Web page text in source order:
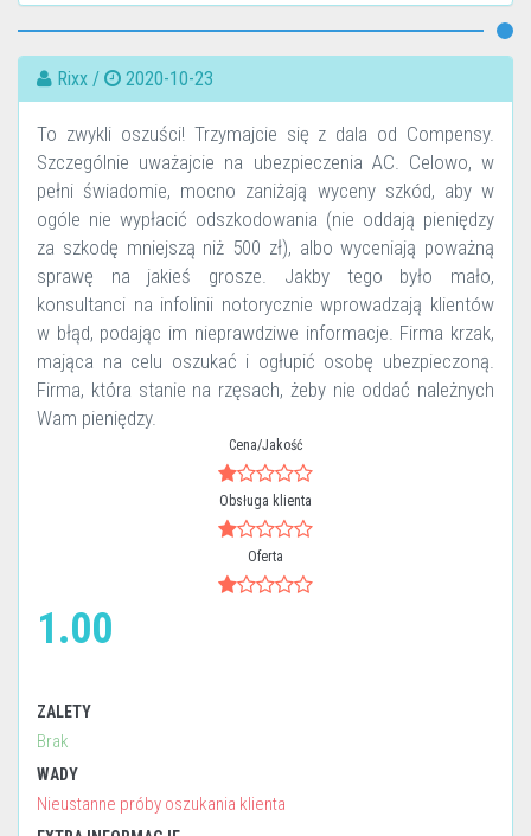
Rixx / 2020-10-23
To zwykli oszuści! Trzymajcie się z dala od Compensy.
Szczególnie uważajcie na ubezpieczenia AC. Celowo, w
pełni świadomie, mocno zaniżają wyceny szkód, aby w
ogóle nie wypłacić odszkodowania (nie oddają pieniędzy
za szkodę mniejszą niż 500 zł), albo wyceniają poważną
sprawę na jakieś grosze. Jakby tego było mało,
konsultanci na infolinii notorycznie wprowadzają klientów
w błąd, podając im nieprawdziwe informacje. Firma krzak,
mająca na celu oszukać i ogłupić osobę ubezpieczoną.
Firma, która stanie na rzęsach, żeby nie oddać należnych
Wam pieniędzy.
Cena/Jakość
Obsługa klienta
Oferta
1.00
ZALETY
Brak
WADY
Nieustanne próby oszukania klienta